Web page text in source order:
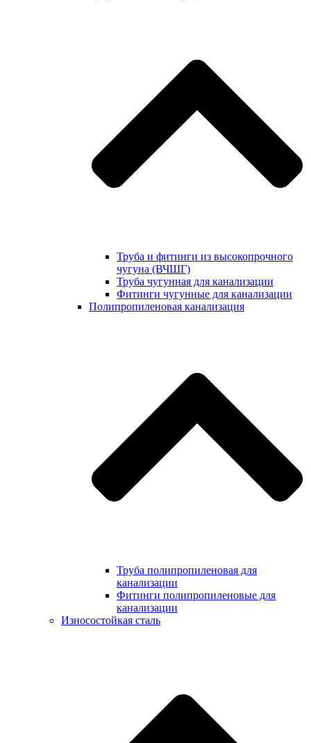
Труба и фитинги из высокопрочного
чугуна (ВЧШГ)
Труба чугунная для канализации
Фитинги чугунные для канализации
Полипропиленовая канализация
Труба полипропиленовая для
канализации
Фитинги полипропиленовые для
канализации
Износостойкая сталь